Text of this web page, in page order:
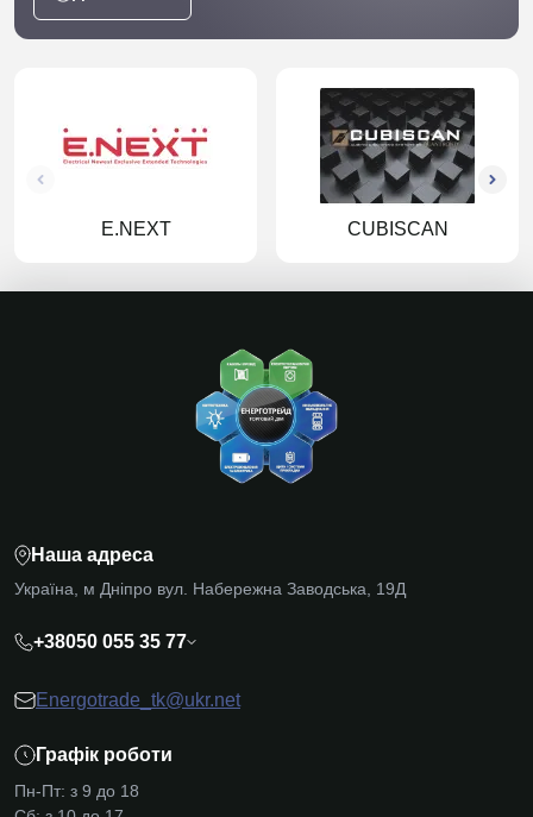
E.NEXT CUBISCAN
Наша адреса
Україна, м Дніпро вул. Набережна Заводська, 19Д
+38050 055 35 77
Energotrade_tk@ukr.net
Графік роботи
Пн-Пт: з 9 до 18